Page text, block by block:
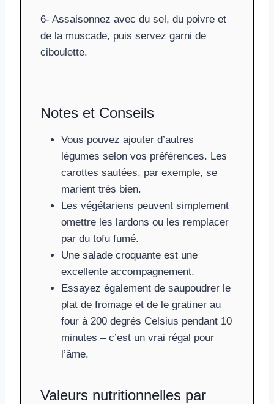
6- Assaisonnez avec du sel, du poivre et
de la muscade, puis servez garni de
ciboulette.
Notes et Conseils
Vous pouvez ajouter d’autres
légumes selon vos préférences. Les
carottes sautées, par exemple, se
marient très bien.
Les végétariens peuvent simplement
omettre les lardons ou les remplacer
par du tofu fumé.
Une salade croquante est une
excellente accompagnement.
Essayez également de saupoudrer le
plat de fromage et de le gratiner au
four à 200 degrés Celsius pendant 10
minutes – c’est un vrai régal pour
l’âme.
Valeurs nutritionnelles par